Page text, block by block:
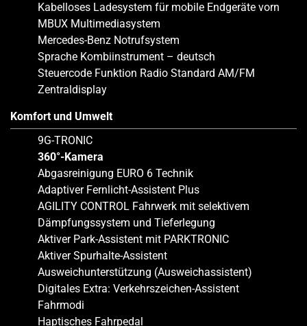
Kabelloses Ladesystem für mobile Endgeräte vorn
MBUX Multimediasystem
Mercedes-Benz Notrufsystem
Sprache Kombiinstrument – deutsch
Steuercode Funktion Radio Standard AM/FM
Zentraldisplay
Komfort und Umwelt
9G-TRONIC
360°-Kamera
Abgasreinigung EURO 6 Technik
Adaptiver Fernlicht-Assistent Plus
AGILITY CONTROL Fahrwerk mit selektivem
Dämpfungssystem und Tieferlegung
Aktiver Park-Assistent mit PARKTRONIC
Aktiver Spurhalte-Assistent
Ausweichunterstützung (Ausweichassistent)
Digitales Extra: Verkehrszeichen-Assistent
Fahrmodi
Haptisches Fahrpedal